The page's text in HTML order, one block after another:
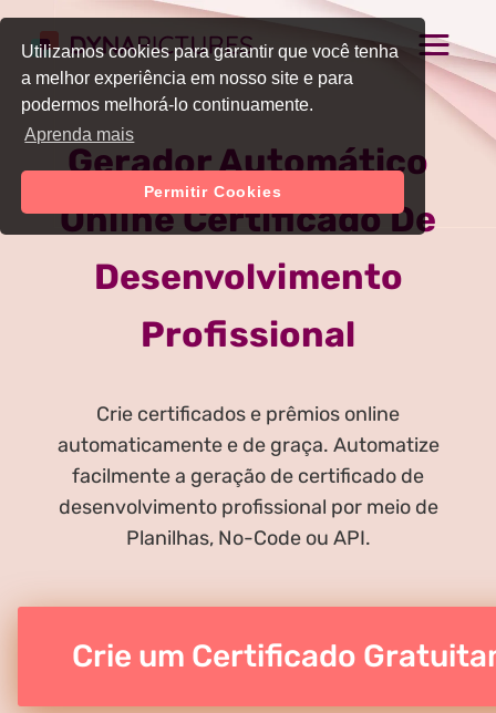
Utilizamos cookies para garantir que você tenha
a melhor experiência em nosso site e para
podermos melhorá-lo continuamente.
Aprenda mais
Permitir Cookies
Gerador Automático
Online Certificado De
Desenvolvimento
Profissional
Crie certificados e prêmios online
automaticamente e de graça. Automatize
facilmente a geração de certificado de
desenvolvimento profissional por meio de
Planilhas, No-Code ou API.
Crie um Certificado